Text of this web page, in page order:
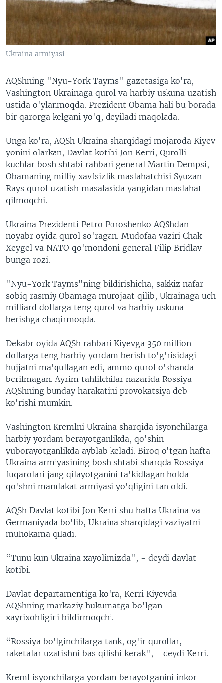
VIDEO
XABARLAR SURATLARDA
ODNOKLASSNIKI
TELEGRAM
TWITTER
Ukraina armiyasi
AQShning "Nyu-York Tayms" gazetasiga ko'ra,
Vashington Ukrainaga qurol va harbiy uskuna uzatish
ustida o'ylanmoqda. Prezident Obama hali bu borada
bir qarorga kelgani yo'q, deyiladi maqolada.
Unga ko'ra, AQSh Ukraina sharqidagi mojaroda Kiyev
yonini olarkan, Davlat kotibi Jon Kerri, Qurolli
kuchlar bosh shtabi rahbari general Martin Dempsi,
Obamaning milliy xavfsizlik maslahatchisi Syuzan
Rays qurol uzatish masalasida yangidan maslahat
qilmoqchi.
Ukraina Prezidenti Petro Poroshenko AQShdan
noyabr oyida qurol so'ragan. Mudofaa vaziri Chak
Xeygel va NATO qo'mondoni general Filip Bridlav
bunga rozi.
"Nyu-York Tayms"ning bildirishicha, sakkiz nafar
sobiq rasmiy Obamaga murojaat qilib, Ukrainaga uch
milliard dollarga teng qurol va harbiy uskuna
berishga chaqirmoqda.
Dekabr oyida AQSh rahbari Kiyevga 350 million
dollarga teng harbiy yordam berish to'g'risidagi
hujjatni ma'qullagan edi, ammo qurol o'shanda
berilmagan. Ayrim tahlilchilar nazarida Rossiya
AQShning bunday harakatini provokatsiya deb
ko'rishi mumkin.
Vashington Kremlni Ukraina sharqida isyonchilarga
harbiy yordam berayotganlikda, qo'shin
yuborayotganlikda ayblab keladi. Biroq o'tgan hafta
Ukraina armiyasining bosh shtabi sharqda Rossiya
fuqarolari jang qilayotganini ta'kidlagan holda
qo'shni mamlakat armiyasi yo'qligini tan oldi.
AQSh Davlat kotibi Jon Kerri shu hafta Ukraina va
Germaniyada bo'lib, Ukraina sharqidagi vaziyatni
muhokama qiladi.
“Tunu kun Ukraina xayolimizda", - deydi davlat
kotibi.
Davlat departamentiga ko'ra, Kerri Kiyevda
AQShning markaziy hukumatga bo'lgan
xayrixohligini bildirmoqchi.
“Rossiya bo'lginchilarga tank, og'ir qurollar,
raketalar uzatishni bas qilishi kerak", - deydi Kerri.
Kreml isyonchilarga yordam berayotganini inkor